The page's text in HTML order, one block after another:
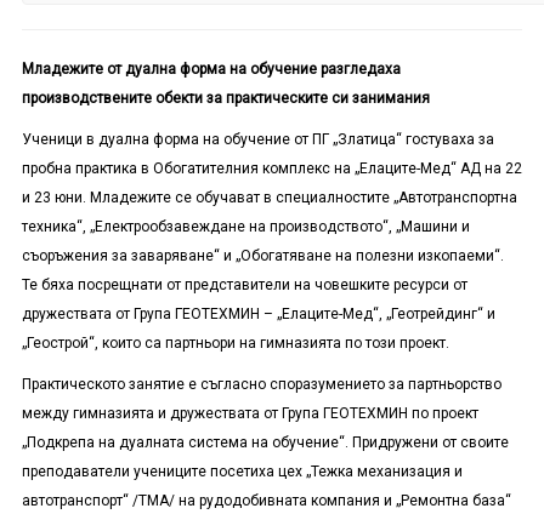
Младежите от дуална форма на обучение разгледаха
производствените обекти за практическите си занимания
Ученици в дуална форма на обучение от ПГ „Златица“ гостуваха за
пробна практика в Обогатителния комплекс на „Елаците-Мед“ АД на 22
и 23 юни. Младежите се обучават в специалностите „Автотранспортна
техника“, „Електрообзавеждане на производството“, „Машини и
съоръжения за заваряване“ и „Обогатяване на полезни изкопаеми“.
Те бяха посрещнати от представители на човешките ресурси от
дружествата от Група ГЕОТЕХМИН – „Елаците-Мед“, „Геотрейдинг“ и
„Геострой“, които са партньори на гимназията по този проект.
Практическото занятие е съгласно споразумението за партньорство
между гимназията и дружествата от Група ГЕОТЕХМИН по проект
„Подкрепа на дуалната система на обучение“. Придружени от своите
преподаватели учениците посетиха цех „Тежка механизация и
автотранспорт“ /ТМА/ на рудодобивната компания и „Ремонтна база“